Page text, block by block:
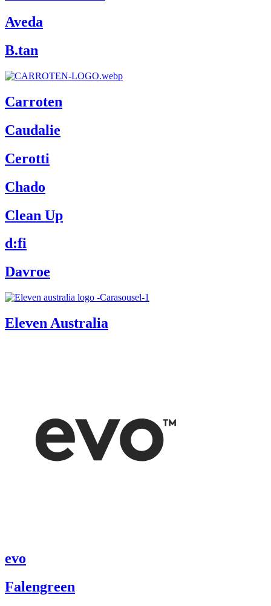
Aveda
B.tan
Carroten
Caudalie
Cerotti
Chado
Clean Up
d:fi
Davroe
Eleven Australia
evo
Falengreen